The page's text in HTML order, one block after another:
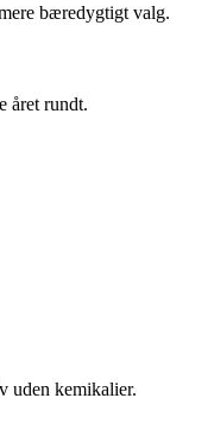
bæredygtigt valg.
året rundt.
uden kemikalier.